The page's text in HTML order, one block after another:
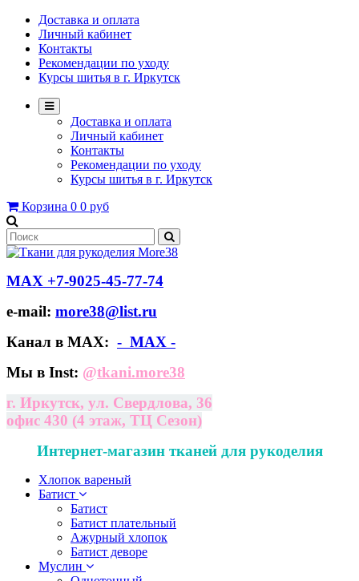
Доставка и оплата
Личный кабинет
Контакты
Рекомендации по уходу
Курсы шитья в г. Иркутск
Доставка и оплата
Личный кабинет
Контакты
Рекомендации по уходу
Курсы шитья в г. Иркутск
Корзина 0 0 руб
МАХ +7-9025-45-77-74
e-mail: more38@list.ru
Канал в МАХ: - МАХ -
Мы в Inst: @tkani.more38
г. Иркутск, ул. Свердлова, 36
офис 430 (4 этаж, ТЦ Сезон)
Интернет-магазин тканей для рукоделия
Хлопок вареный
Батист
Батист
Батист плательный
Ажурный хлопок
Батист деворе
Муслин